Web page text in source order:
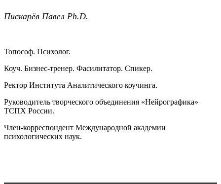
Пискарёв Павел Ph.D.
Топософ. Психолог.
Коуч. Бизнес-тренер. Фасилитатор. Спикер.
Ректор Института Аналитического коучинга.
Руководитель творческого объединения «Нейрографика»
ТСПХ России.
Член-корреспондент Международной академии
психологических наук.